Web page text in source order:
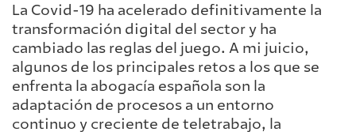
La Covid-19 ha acelerado definitivamente la
transformación digital del sector y ha
cambiado las reglas del juego. A mi juicio,
algunos de los principales retos a los que se
enfrenta la abogacía española son la
adaptación de procesos a un entorno
continuo y creciente de teletrabajo, la